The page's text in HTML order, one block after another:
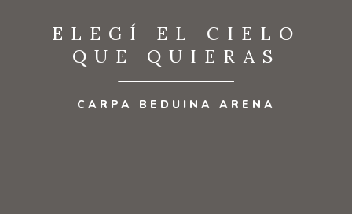
ELEGÍ EL CIELO
QUE QUIERAS
CARPA BEDUINA ARENA